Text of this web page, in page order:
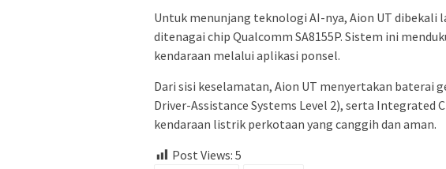
Untuk menunjang teknologi AI-nya, Aion UT dibekali
ditenagai chip Qualcomm SA8155P. Sistem ini
kendaraan melalui aplikasi ponsel.
Dari sisi keselamatan, Aion UT menyertakan baterai
Driver-Assistance Systems Level 2), serta Integrated
kendaraan listrik perkotaan yang canggih dan aman.
Post Views: 5